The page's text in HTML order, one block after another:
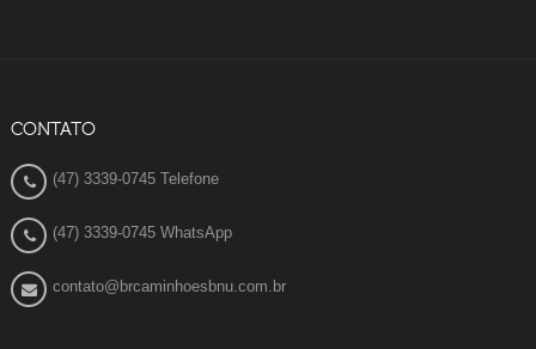
CONTATO
(47) 3339-0745 Telefone
(47) 3339-0745 WhatsApp
contato@brcaminhoesbnu.com.br